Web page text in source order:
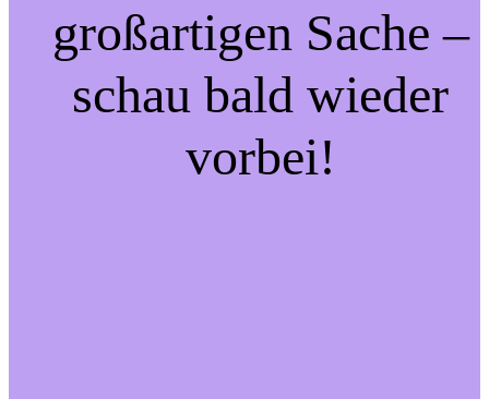
großartigen Sache –
schau bald wieder
vorbei!